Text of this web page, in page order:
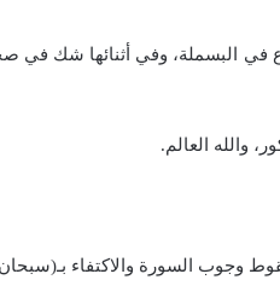
لو شرع في البسملة، وفي أثنائها
والله العالم.